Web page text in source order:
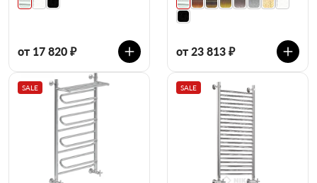
от 17 820 ₽ от 23 813 ₽
SALE SALE